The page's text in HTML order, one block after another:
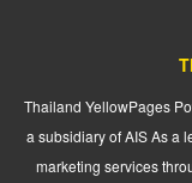
Thailand YellowPages
a subsidiary of AIS As a
marketing services